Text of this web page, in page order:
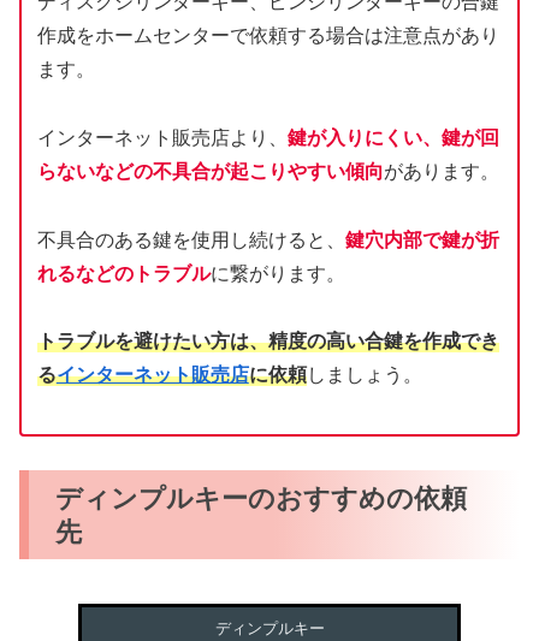
作成をホームセンターで依頼する場合は注意点があり
ます。
インターネット販売店より、 鍵が入りにくい、鍵が回
らないなどの不具合が起こりやすい傾向があります。
不具合のある鍵を使用し続けると、 鍵穴内部で鍵が折
れるなどのトラブルに繋がります。
トラブルを避けたい方は、精度の高い合鍵を作成でき
るインターネット販売店に依頼しましょう。
ディンプルキーのおすすめの依頼
先
ディンプルキー